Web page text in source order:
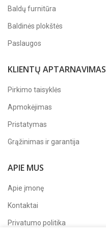
Baldų furnitūra
Baldinės plokštės
Paslaugos
KLIENTŲ APTARNAVIMAS
Pirkimo taisyklės
Apmokėjimas
Pristatymas
Grąžinimas ir garantija
APIE MUS
Apie įmonę
Kontaktai
Privatumo politika